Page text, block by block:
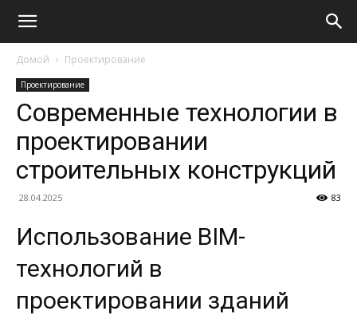
Домой Проектирование
Проектирование
Современные технологии в
проектировании
строительных конструкций
28.04.2025 83
Использование BIM-
технологий в
проектировании зданий